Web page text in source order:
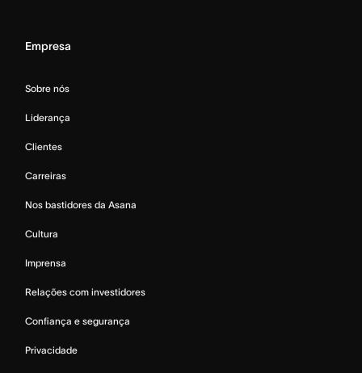
Empresa
Sobre nós
Liderança
Clientes
Carreiras
Nos bastidores da Asana
Cultura
Imprensa
Relações com investidores
Confiança e segurança
Privacidade